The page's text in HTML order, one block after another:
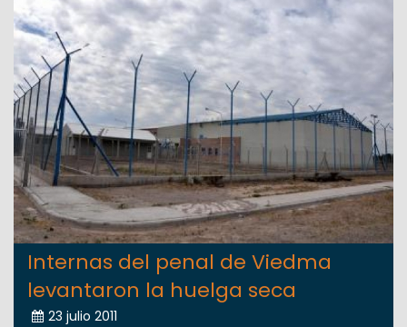
Internas del penal de Viedma
levantaron la huelga seca
23 julio 2011